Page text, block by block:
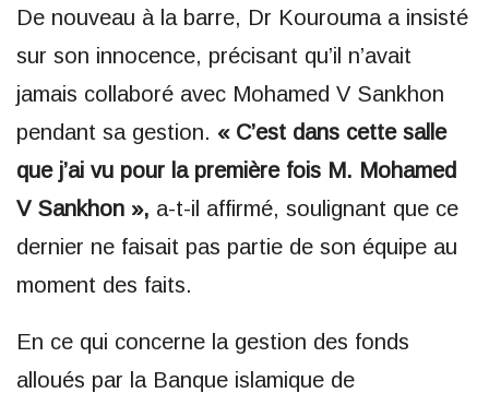
De nouveau à la barre, Dr Kourouma a insisté
sur son innocence, précisant qu’il n’avait
jamais collaboré avec Mohamed V Sankhon
pendant sa gestion. « C’est dans cette salle
que j’ai vu pour la première fois M. Mohamed
V Sankhon », a-t-il affirmé, soulignant que ce
dernier ne faisait pas partie de son équipe au
moment des faits.
En ce qui concerne la gestion des fonds
alloués par la Banque islamique de